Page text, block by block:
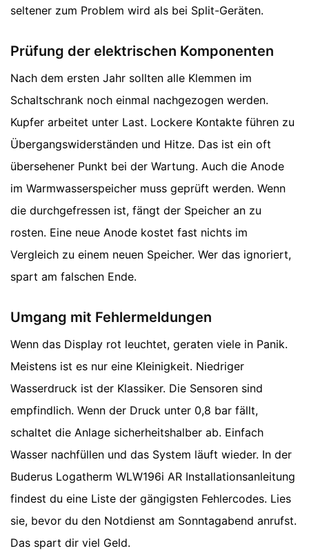
seltener zum Problem wird als bei Split-Geräten.
Prüfung der elektrischen Komponenten
Nach dem ersten Jahr sollten alle Klemmen im
Schaltschrank noch einmal nachgezogen werden.
Kupfer arbeitet unter Last. Lockere Kontakte führen zu
Übergangswiderständen und Hitze. Das ist ein oft
übersehener Punkt bei der Wartung. Auch die Anode
im Warmwasserspeicher muss geprüft werden. Wenn
die durchgefressen ist, fängt der Speicher an zu
rosten. Eine neue Anode kostet fast nichts im
Vergleich zu einem neuen Speicher. Wer das ignoriert,
spart am falschen Ende.
Umgang mit Fehlermeldungen
Wenn das Display rot leuchtet, geraten viele in Panik.
Meistens ist es nur eine Kleinigkeit. Niedriger
Wasserdruck ist der Klassiker. Die Sensoren sind
empfindlich. Wenn der Druck unter 0,8 bar fällt,
schaltet die Anlage sicherheitshalber ab. Einfach
Wasser nachfüllen und das System läuft wieder. In der
Buderus Logatherm WLW196i AR Installationsanleitung
findest du eine Liste der gängigsten Fehlercodes. Lies
sie, bevor du den Notdienst am Sonntagabend anrufst.
Das spart dir viel Geld.